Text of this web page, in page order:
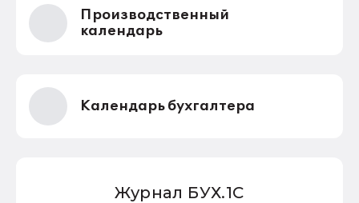
Производственный
календарь
Календарь бухгалтера
Журнал БУХ.1С